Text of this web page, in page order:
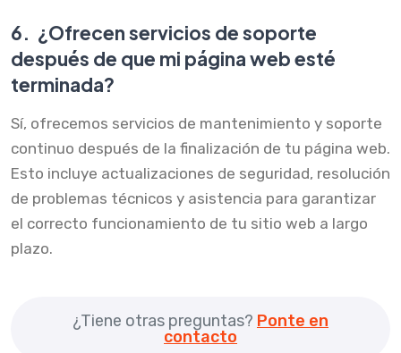
6. ¿Ofrecen servicios de soporte
después de que mi página web esté
terminada?
Sí, ofrecemos servicios de mantenimiento y soporte
continuo después de la finalización de tu página web.
Esto incluye actualizaciones de seguridad, resolución
de problemas técnicos y asistencia para garantizar
el correcto funcionamiento de tu sitio web a largo
plazo.
¿Tiene otras preguntas? Ponte en
contacto